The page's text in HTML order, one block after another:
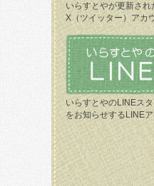
いらすとやが更新さ
X（ツイッター）アカ
いらすとやのLINEス
をお知らせするLINE